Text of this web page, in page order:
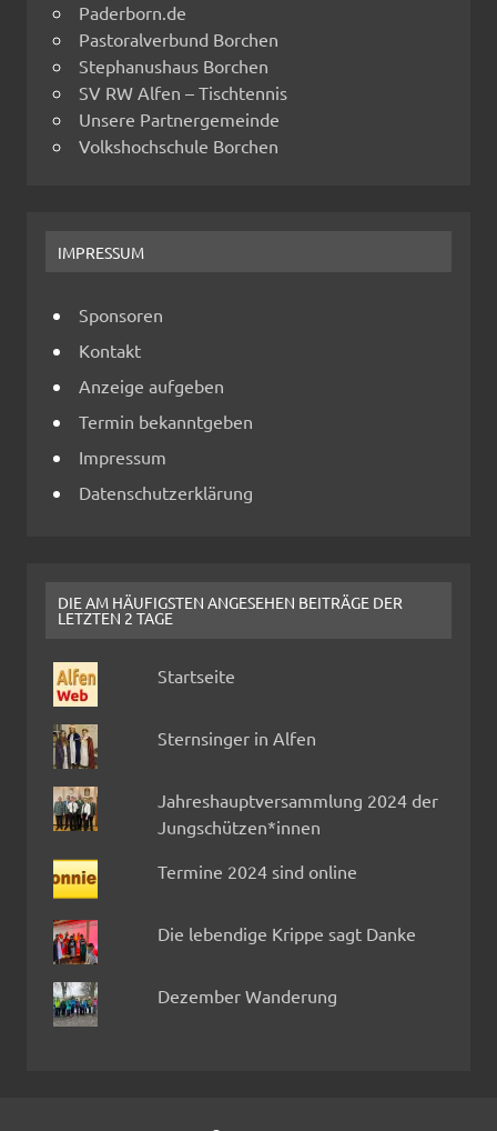
Paderborn.de
Pastoralverbund Borchen
Stephanushaus Borchen
SV RW Alfen – Tischtennis
Unsere Partnergemeinde
Volkshochschule Borchen
IMPRESSUM
Sponsoren
Kontakt
Anzeige aufgeben
Termin bekanntgeben
Impressum
Datenschutzerklärung
DIE AM HÄUFIGSTEN ANGESEHEN BEITRÄGE DER
LETZTEN 2 TAGE
Startseite
Sternsinger in Alfen
Jahreshauptversammlung 2024 der
Jungschützen*innen
Termine 2024 sind online
Die lebendige Krippe sagt Danke
Dezember Wanderung